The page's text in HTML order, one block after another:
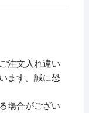
注文入れ違い
ます。誠に恐
場合がござい